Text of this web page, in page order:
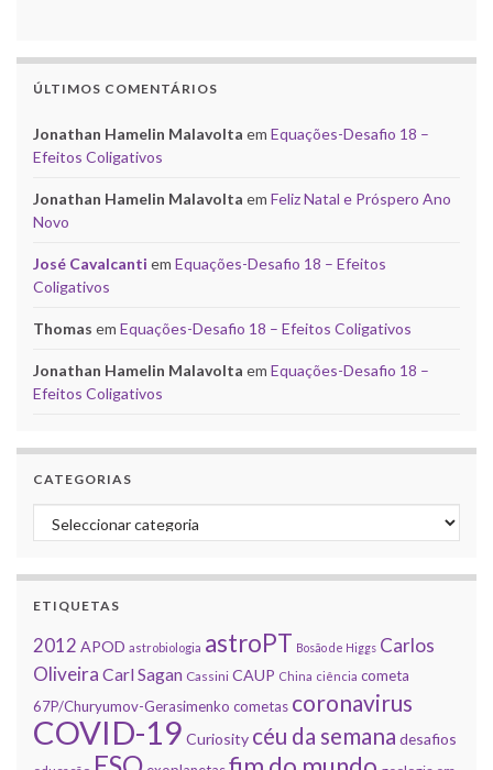
ÚLTIMOS COMENTÁRIOS
Jonathan Hamelin Malavolta em Equações-Desafio 18 –
Efeitos Coligativos
Jonathan Hamelin Malavolta em Feliz Natal e Próspero Ano
Novo
José Cavalcanti em Equações-Desafio 18 – Efeitos
Coligativos
Thomas em Equações-Desafio 18 – Efeitos Coligativos
Jonathan Hamelin Malavolta em Equações-Desafio 18 –
Efeitos Coligativos
CATEGORIAS
Categorias
ETIQUETAS
2012 APOD astrobiologia astroPT Bosão de Higgs Carlos
Oliveira Carl Sagan Cassini CAUP China ciência cometa
67P/Churyumov-Gerasimenko cometas coronavirus
COVID-19 Curiosity céu da semana desafios